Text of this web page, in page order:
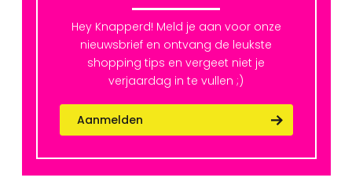
Hey Knapperd! Meld je aan voor onze
nieuwsbrief en ontvang de leukste
shopping tips en vergeet niet je
verjaardag in te vullen ;)
Aanmelden